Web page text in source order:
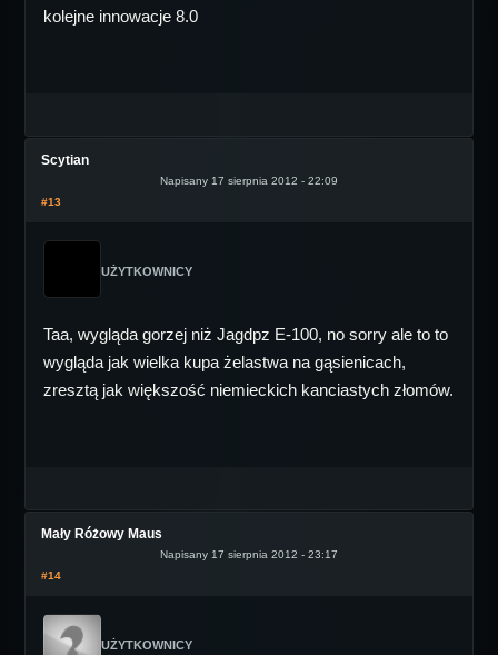
kolejne innowacje 8.0
Scytian
Napisany 17 sierpnia 2012 - 22:09
#13
UŻYTKOWNICY
Taa, wygląda gorzej niż Jagdpz E-100, no sorry ale to to
wygląda jak wielka kupa żelastwa na gąsienicach,
zresztą jak większość niemieckich kanciastych złomów.
Mały Różowy Maus
Napisany 17 sierpnia 2012 - 23:17
#14
UŻYTKOWNICY